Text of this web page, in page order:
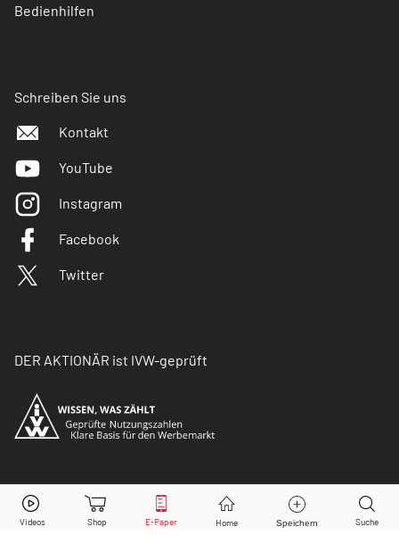
Bedienhilfen
Schreiben Sie uns
Kontakt
YouTube
Instagram
Facebook
Twitter
DER AKTIONÄR ist IVW-geprüft
© Copyright 2026 Börsenmedien AG. Alle Rechte